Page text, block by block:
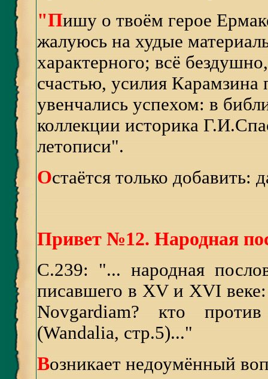
"Пишу о твоём герое
жалуюсь на худые
характерного; всё
счастью, усилия
увенчались успехом: в
коллекции историка
летописи".
Остаётся только добавить:
Привет №12. Народная
С.239: "... народная
писавшего в XV и XVI
Novgardiam? кто
(Wandalia, стр.5)..."
Возникает недоумённый